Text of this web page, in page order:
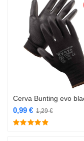
1,29€
0,99 €